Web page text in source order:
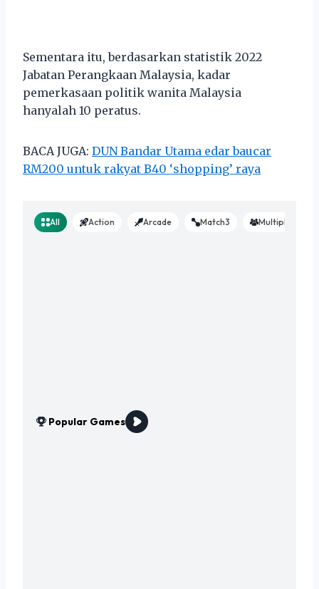
Sementara itu, berdasarkan statistik 2022
Jabatan Perangkaan Malaysia, kadar
pemerkasaan politik wanita Malaysia
hanyalah 10 peratus.
BACA JUGA: DUN Bandar Utama edar baucar
RM200 untuk rakyat B40 ‘shopping’ raya